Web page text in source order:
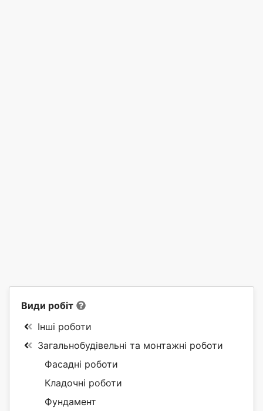
Види робіт
Інші роботи
Загальнобудівельні та монтажні роботи
Фасадні роботи
Кладочні роботи
Фундамент